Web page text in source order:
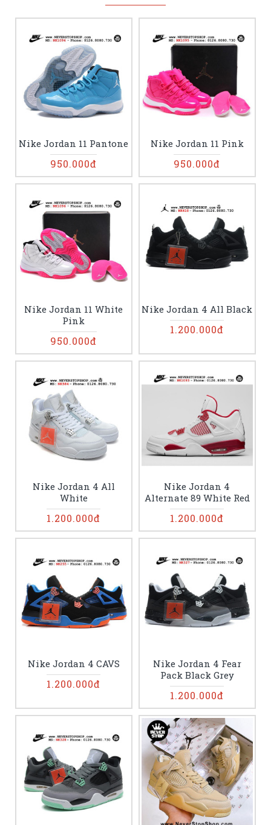
Nike Jordan 11 Pantone
950.000đ
Nike Jordan 11 Pink
950.000đ
Nike Jordan 11 White
Pink
950.000đ
Nike Jordan 4 All Black
1.200.000đ
Nike Jordan 4 All
White
1.200.000đ
Nike Jordan 4
Alternate 89 White Red
1.200.000đ
Nike Jordan 4 CAVS
1.200.000đ
Nike Jordan 4 Fear
Pack Black Grey
1.200.000đ